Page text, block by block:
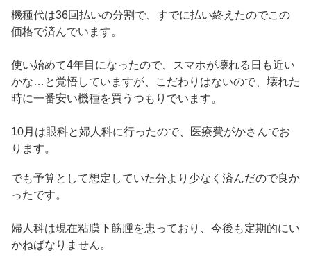
機種代は36回払いの分割で、すでに払い終えたのでこの
価格で済んでいます。
使い始めて4年目になったので、スマホが壊れる日も近い
かな…と覚悟していますが、こだわりはないので、壊れた
時に一番安い機種を買うつもりでいます。
10月は眼科と婦人科に行ったので、医療費がかさんでお
ります。
でも予算として想定していた分より少なく済んだので良か
ったです。
婦人科は現在粘膜下筋腫を患っており、今後も定期的にい
かねばなりません。